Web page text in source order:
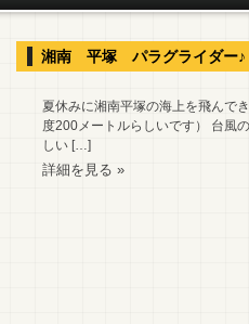
湘南 平塚 パラグライダー♪
夏休みに湘南平塚の海上を飛んで
度200メートルらしいです） 台風
しい […]
詳細を見る »